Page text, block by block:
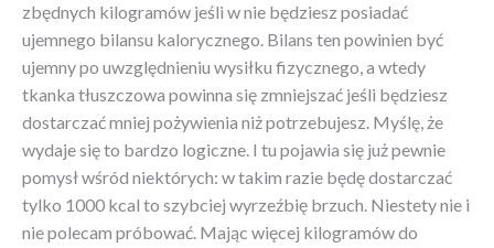
zbędnych kilogramów jeśli w nie będziesz posiadać
ujemnego bilansu kalorycznego. Bilans ten powinien być
ujemny po uwzględnieniu wysiłku fizycznego, a wtedy
tkanka tłuszczowa powinna się zmniejszać jeśli będziesz
dostarczać mniej pożywienia niż potrzebujesz. Myślę, że
wydaje się to bardzo logiczne. I tu pojawia się już pewnie
pomysł wśród niektórych: w takim razie będę dostarczać
tylko 1000 kcal to szybciej wyrzeźbię brzuch. Niestety nie i
nie polecam próbować. Mając więcej kilogramów do